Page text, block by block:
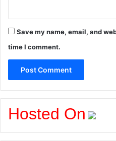
Save my name, email, and
time I comment.
Hosted On